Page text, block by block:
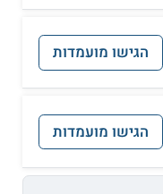
הגישו מועמדות
הגישו מועמדות